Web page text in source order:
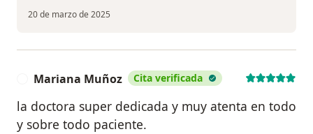
20 de marzo de 2025
Mariana Muñoz Cita verificada
la doctora super dedicada y muy atenta en todo
y sobre todo paciente.